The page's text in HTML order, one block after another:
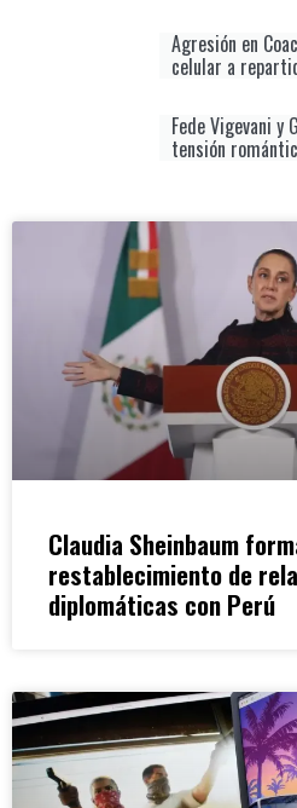
Agresión en
celular a
Fede Vigevani y
tensión
Claudia Sheinbaum
restablecimiento de
diplomáticas con Perú